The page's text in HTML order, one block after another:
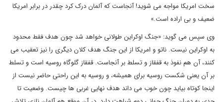
سخت امریکا مواجه می شوید! آنجاست که آلمان درک کرد چقدر در برابر امریکا
ضعیف و بی اراده است.»
وی سپس می گوید: «جنگ اوکراین طولانی خواهد شد چون هدف فقط محدود
به اوکراین نیست. ناتو و امریکا از این جنگ هدف کلان دیگری را نیز تعقیب می
کنند، آن هم نفوذ به قفقاز و تسلط بر آنجاست. قفقاز گلوگاه روسیه است و تسلط
بر آن یعنی شکست روسیه برای همیشه، و روسیه به این راحتی حاضر نیست از
اینجا کوتاه بیاید چون خوب می داند هدف نهایی غربی ها چیست. وضعیت تا